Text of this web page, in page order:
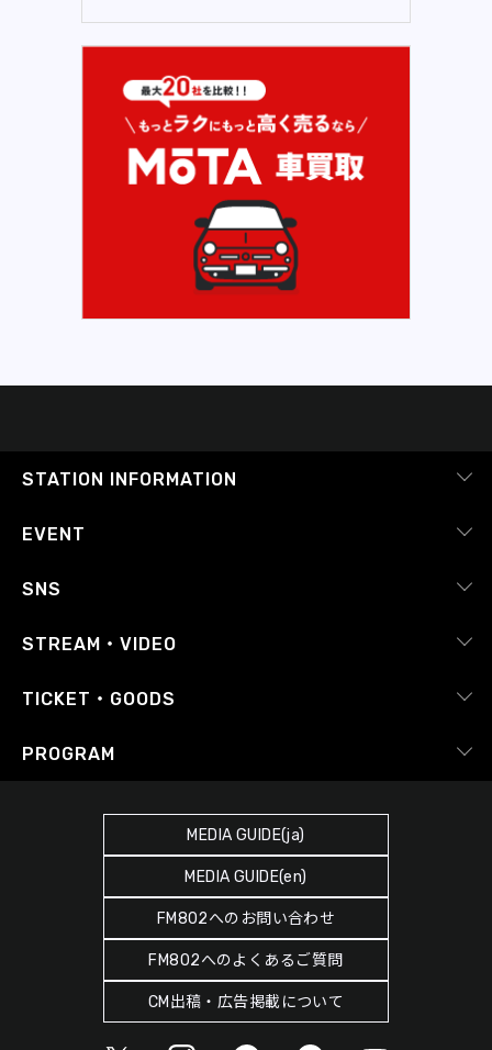
STATION INFORMATION
会社概要
番組審議会
Japan FM League
SDGsへの取り組み
緊急地震速報の対応
災害情報共有パートナーシップ
人権尊重・コンプライアンスに関する調査の結果について
EVENT
ピックアップ
SNS
RADIPASS
Instagram
STREAM・VIDEO
radiko.jp
TICKET・GOODS
RADIPASS TICKET
PROGRAM
ヘビーローテーション
MEDIA GUIDE(ja)
MEDIA GUIDE(en)
FM802へのお問い合わせ
FM802へのよくあるご質問
CM出稿・広告掲載について